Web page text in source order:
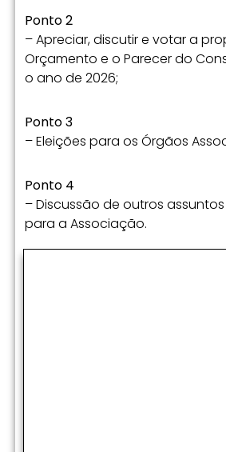
Ponto 2
– Apreciar, discutir e votar a
Orçamento e o Parecer do
o ano de 2026;
Ponto 3
– Eleições para os Órgãos
Ponto 4
– Discussão de outros
para a Associação.